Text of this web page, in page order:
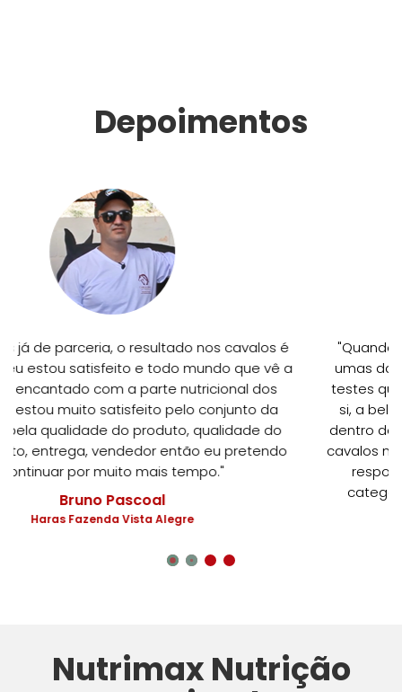
Depoimentos
é
a
"Quando a gente fez opção de migrar para
umas das coisas que me chamou muito atenção
testes que nós fizemos, foi a qualidade do
si, a beleza do produto, você enxergava a
dentro de um saco de ração e a respostas que
cavalos nos deram. Nós estamos muito
respostas muito positivas nos cavalos em
categorias, e vamos seguir junto com a